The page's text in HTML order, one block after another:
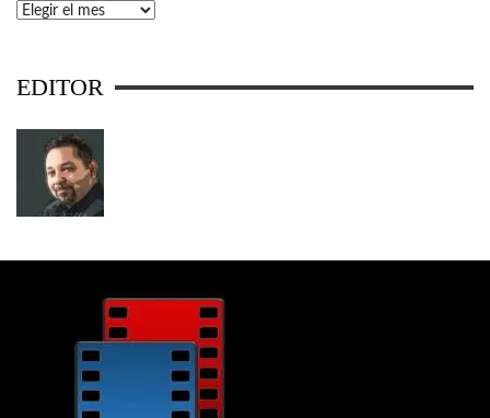
Archivos
EDITOR